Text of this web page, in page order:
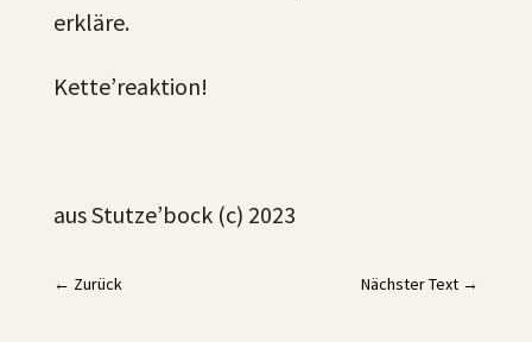
erkläre.
Kette’reaktion!
aus Stutze’bock (c) 2023
← Zurück Nächster Text →